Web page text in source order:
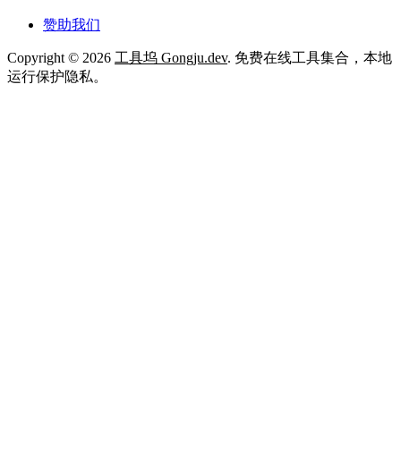
赞助我们
Copyright © 2026 工具坞 Gongju.dev. 免费在线工具集合，本地
运行保护隐私。